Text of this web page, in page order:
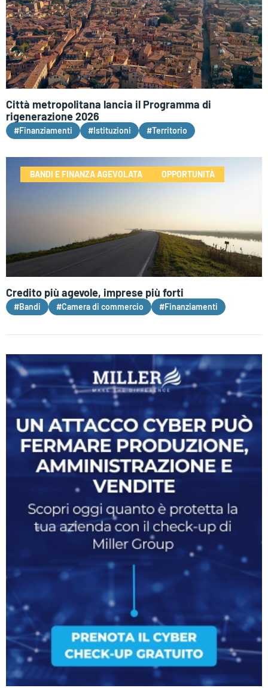
Città metropolitana lancia il Programma di
rigenerazione 2026
#Finanziamenti #Istituzioni #Territorio
BANDI E FINANZA AGEVOLATA OPPORTUNITÀ
Credito più agevole, imprese più forti
#Bandi #Camera di commercio #Finanziamenti